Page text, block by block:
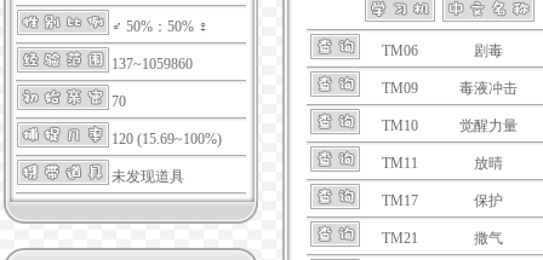
♂ 50%：50% ♀
137~1059860
70
120 (15.69~100%)
未发现道具
TM06 剧毒
TM09 毒液冲击
TM10 觉醒力量
TM11 放晴
TM17 保护
TM21 撒气